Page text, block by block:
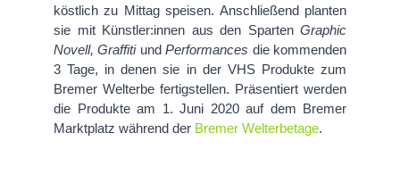
köstlich zu Mittag speisen. Anschließend planten
sie mit Künstler:innen aus den Sparten Graphic
Novell, GraffitiundPerformances die kommenden
3 Tage, in denen sie in der VHS Produkte zum
Bremer Welterbe fertigstellen. Präsentiert werden
die Produkte am 1. Juni 2020 auf dem Bremer
Marktplatz während der Bremer Welterbetage.